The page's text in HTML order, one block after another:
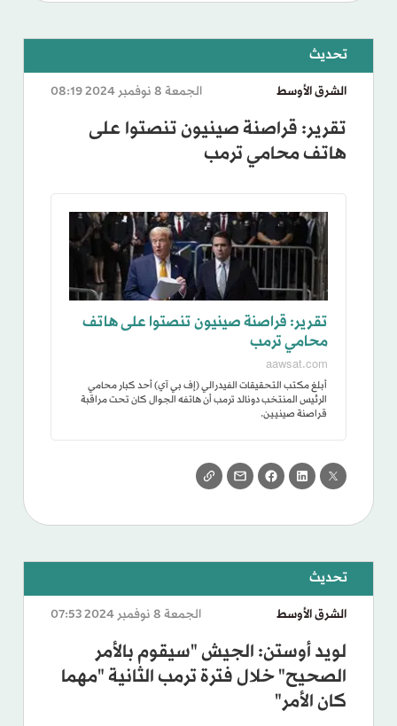
الجمعة 8 نوفمبر 2024 08:19 الشرق الأوسط
تقرير: قراصنة صينيون تنصتوا على
هاتف محامي ترمب
تقرير: قراصنة صينيون تنصتوا على هاتف
محامي ترمب
aawsat.com
أبلغ مكتب التحقيقات الفيدرالي (إف بي آي) أحد كبار محامي
الرئيس المنتخب دونالد ترمب أن هاتفه الجوال كان تحت مراقبة
قراصنة صينيين.
الجمعة 8 نوفمبر 2024 07:53 الشرق الأوسط
لويد أوستن: الجيش "سيقوم بالأمر
الصحيح" خلال فترة ترمب الثانية "مهما
كان الأمر"